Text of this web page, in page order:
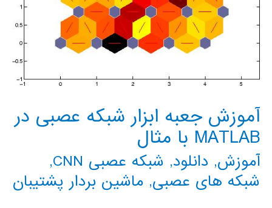
آموزش جعبه ابزار شبکه عصبی در
MATLAB با مثال
آموزش, دانلود, شبکه عصبی CNN
,
شبکه های عصبی, ماشین بردار پشتیبان